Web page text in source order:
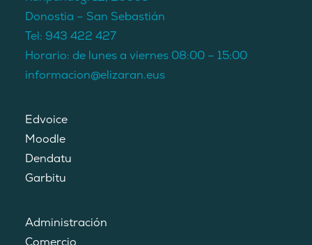
Donostia – San Sebastián
Tel: 943 422 427
Horario: de lunes a viernes 08:00 – 15:00
informacion@elizaran.eus
Edvoice
Moodle
Dendatu
Garbitu
Administración
Comercio